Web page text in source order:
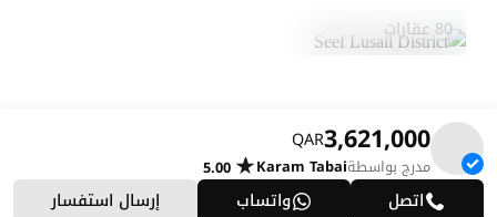
80 عقارات
3,621,000
QAR
مدرج بواسطةKaram Tabai
5.00
اتصل واتساب إرسال استفسار